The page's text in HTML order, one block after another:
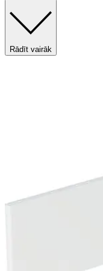
Rādīt vairāk